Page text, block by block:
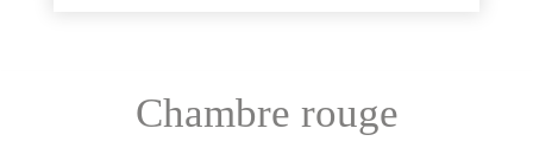
Chambre rouge